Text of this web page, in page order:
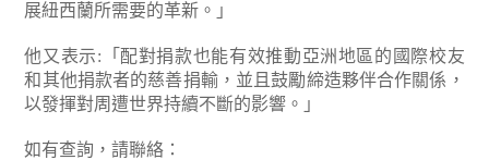
展紐西蘭所需要的革新。」
他又表示:「配對捐款也能有效推動亞洲地區的國際校友
和其他捐款者的慈善捐輸，並且鼓勵締造夥伴合作關係，
以發揮對周遭世界持續不斷的影響。」
如有查詢，請聯絡：